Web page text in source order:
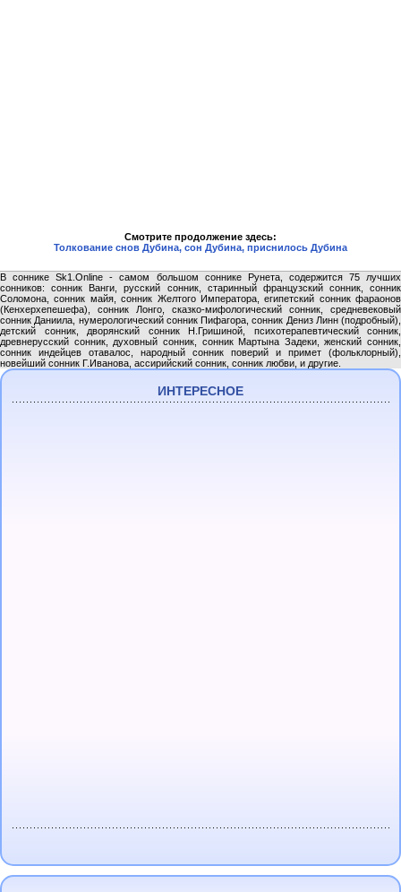
Смотрите продолжение здесь:
Толкование снов Дубина, сон Дубина, приснилось Дубина
В соннике Sk1.Online - самом большом соннике Рунета, содержится 75 лучших
сонников: сонник Ванги, русский сонник, старинный французский сонник, сонник
Соломона, сонник майя, сонник Желтого Императора, египетский сонник фараонов
(Кенхерхепешефа), сонник Лонго, сказко-мифологический сонник, средневековый
сонник Даниила, нумерологический сонник Пифагора, сонник Дениз Линн (подробный),
детский сонник, дворянский сонник Н.Гришиной, психотерапевтический сонник,
древнерусский сонник, духовный сонник, сонник Мартына Задеки, женский сонник,
сонник индейцев отавалос, народный сонник поверий и примет (фольклорный),
новейший сонник Г.Иванова, ассирийский сонник, сонник любви, и другие.
ИНТЕРЕСНОЕ